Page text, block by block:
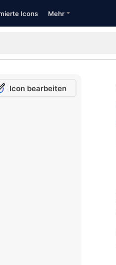
Icons Mehr
Icon bearbeiten